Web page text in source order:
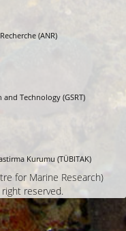
(ANR)
and Technology (GSRT)
Kurumu (TÜBITAK)
for Marine Research)
reserved.